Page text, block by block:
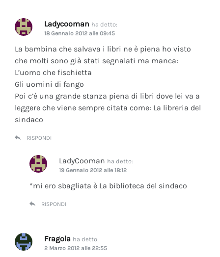
Ladycooman ha detto:
18 Gennaio 2012 alle 09:45
La bambina che salvava i libri ne è piena ho visto
che molti sono già stati segnalati ma manca:
L’uomo che fischietta
Gli uomini di fango
Poi c’è una grande stanza piena di libri dove lei va a
leggere che viene sempre citata come: La libreria del
sindaco
RISPONDI
LadyCooman ha detto:
19 Gennaio 2012 alle 18:12
*mi ero sbagliata è La biblioteca del sindaco
RISPONDI
Fragola ha detto:
2 Marzo 2012 alle 22:55